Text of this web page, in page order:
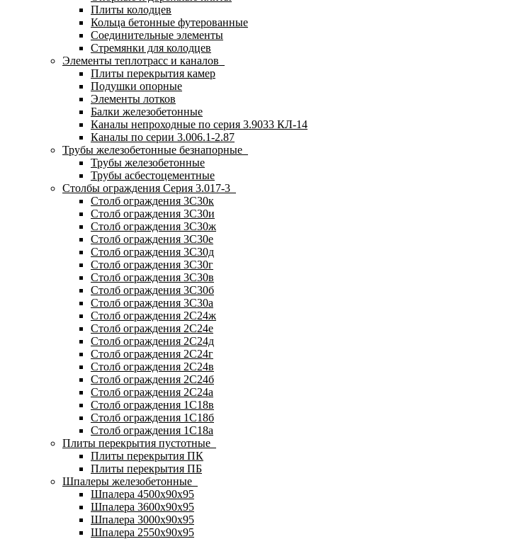
Плиты колодцев
Кольца бетонные футерованные
Соединительные элементы
Стремянки для колодцев
Элементы теплотрасс и каналов
Плиты перекрытия камер
Подушки опорные
Элементы лотков
Балки железобетонные
Каналы непроходные по серия 3.9033 КЛ-14
Каналы по серии 3.006.1-2.87
Трубы железобетонные безнапорные
Трубы железобетонные
Трубы асбестоцементные
Столбы ограждения Серия 3.017-3
Столб ограждения 3С30к
Столб ограждения 3С30и
Столб ограждения 3С30ж
Столб ограждения 3С30е
Столб ограждения 3С30д
Столб ограждения 3С30г
Столб ограждения 3С30в
Столб ограждения 3С30б
Столб ограждения 3С30а
Столб ограждения 2С24ж
Столб ограждения 2С24е
Столб ограждения 2С24д
Столб ограждения 2С24г
Столб ограждения 2С24в
Столб ограждения 2С24б
Столб ограждения 2С24а
Столб ограждения 1С18в
Столб ограждения 1С18б
Столб ограждения 1С18а
Плиты перекрытия пустотные
Плиты перекрытия ПК
Плиты перекрытия ПБ
Шпалеры железобетонные
Шпалера 4500х90х95
Шпалера 3600х90х95
Шпалера 3000х90х95
Шпалера 2550х90х95